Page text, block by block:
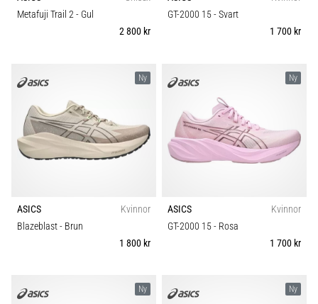
Hur
var
det…
6. 8. 2026
Löparknä:
Orsaker,
åtgärder
Komfort och dämpning
Metafuji Trail 2- Gul
2 800 kr
GT-2000 15- Svart
1 700 kr
Ny
ASICS
Kvinnor
Blazeblast- Brun
1 800 kr
Ny
ASICS
Kvinnor
GT-2000 15- Rosa
1 700 kr
Ny Ny